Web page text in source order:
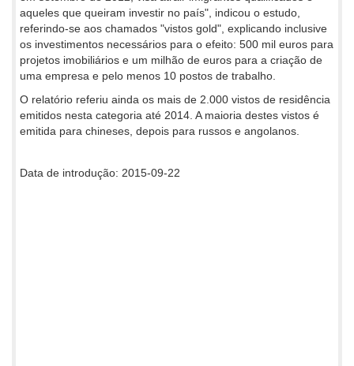
aqueles que queiram investir no país", indicou o estudo,
referindo-se aos chamados "vistos gold", explicando inclusive
os investimentos necessários para o efeito: 500 mil euros para
projetos imobiliários e um milhão de euros para a criação de
uma empresa e pelo menos 10 postos de trabalho.
O relatório referiu ainda os mais de 2.000 vistos de residência
emitidos nesta categoria até 2014. A maioria destes vistos é
emitida para chineses, depois para russos e angolanos.
Data de introdução: 2015-09-22